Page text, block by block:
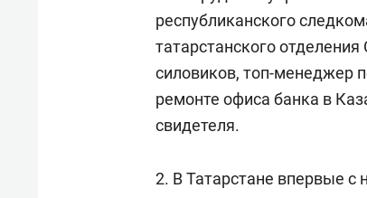
республиканского
татарстанского
силовиков, топ-менеджер
ремонте офиса банка в
свидетеля.
2. В Татарстане впервые с